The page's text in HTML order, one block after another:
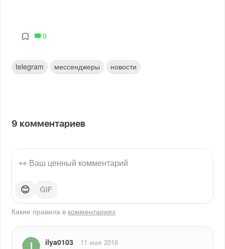
9
telegram мессенджеры новости
9 комментариев
😊
Какие правила в комментариях
ilya0103 11 мая 2018